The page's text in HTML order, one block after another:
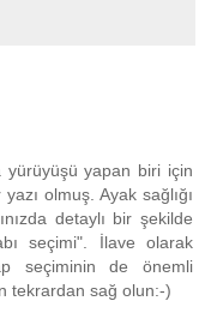
yürüyüşü yapan biri için
olmuş. Ayak sağlığı
detaylı bir şekilde
seçimi". İlave olarak
seçiminin de önemli
tekrardan sağ olun:-)